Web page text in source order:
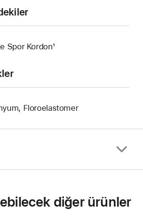
Spor Kordon¹
Floroelastomer
diğer ürünler